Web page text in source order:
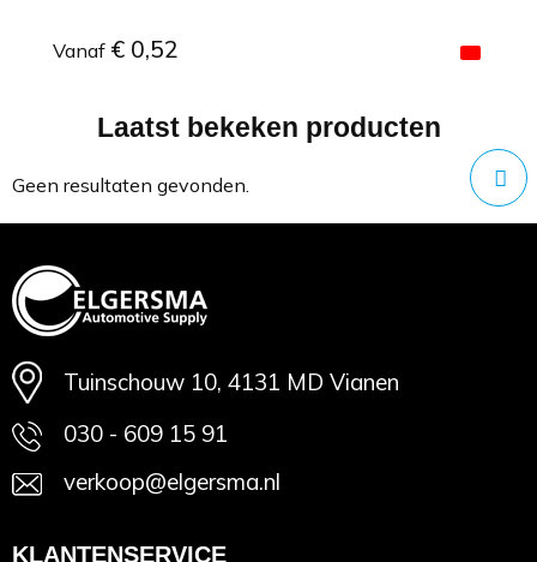
Vanaf € 0,52
Minimale afname: 1
Laatst bekeken producten
Geen resultaten gevonden.
Tuinschouw 10, 4131 MD Vianen
030 - 609 15 91
verkoop@elgersma.nl
KLANTENSERVICE